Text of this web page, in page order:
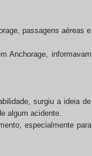
passagens aéreas e
Anchorage, informavam
surgiu a ideia de
algum acidente.
especialmente para